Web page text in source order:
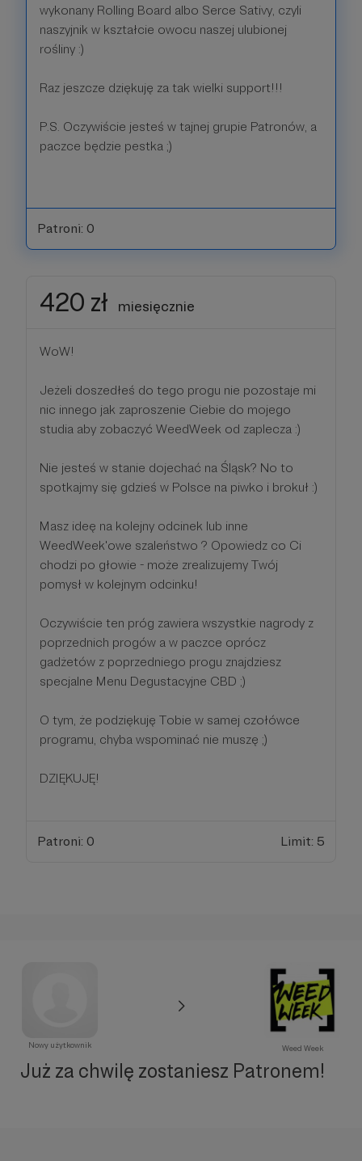
wykonany Rolling Board albo Serce Sativy, czyli
naszyjnik w kształcie owocu naszej ulubionej
rośliny :)
Raz jeszcze dziękuję za tak wielki support!!!
P.S. Oczywiście jesteś w tajnej grupie Patronów, a
paczce będzie pestka ;)
Patroni: 0
420 zł miesięcznie
WoW!
Jeżeli doszedłeś do tego progu nie pozostaje mi
nic innego jak zaproszenie Ciebie do mojego
studia aby zobaczyć WeedWeek od zaplecza :)
Nie jesteś w stanie dojechać na Śląsk? No to
spotkajmy się gdzieś w Polsce na piwko i brokuł :)
Masz ideę na kolejny odcinek lub inne
WeedWeek'owe szaleństwo ? Opowiedz co Ci
chodzi po głowie - może zrealizujemy Twój
pomysł w kolejnym odcinku!
Oczywiście ten próg zawiera wszystkie nagrody z
poprzednich progów a w paczce oprócz
gadżetów z poprzedniego progu znajdziesz
specjalne Menu Degustacyjne CBD ;)
O tym, że podziękuję Tobie w samej czołówce
programu, chyba wspominać nie muszę ;)
DZIĘKUJĘ!
Patroni: 0 Limit: 5
Nowy użytkownik Weed Week
Już za chwilę zostaniesz Patronem!